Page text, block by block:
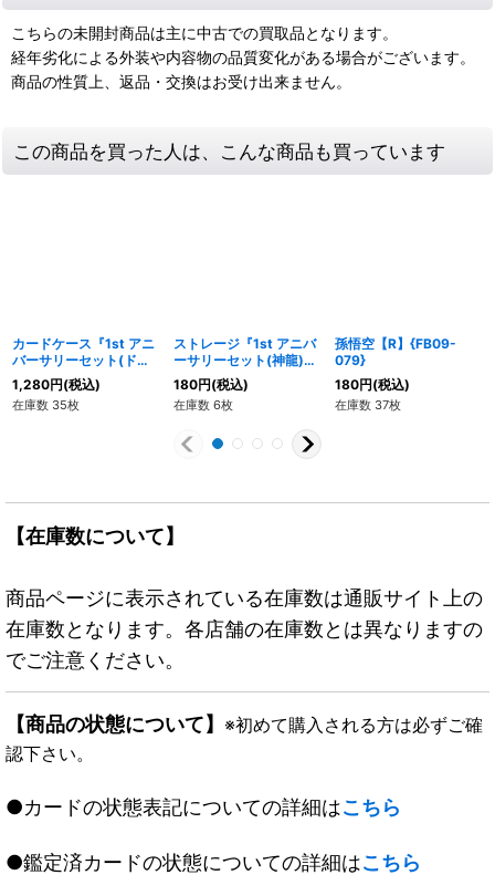
こちらの未開封商品は主に中古での買取品となります。
経年劣化による外装や内容物の品質変化がある場合がございます。
商品の性質上、返品・交換はお受け出来ません。
この商品を買った人は、こんな商品も買っています
カードケース『1st アニ
バーサリーセット(ドラ
ゴンボール)』【サプラ
イ】{-}
1,280円(税込)
在庫数 35枚
ストレージ『1st アニバ
ーサリーセット(神龍)』
【サプライ】{-}
180円(税込)
在庫数 6枚
孫悟空【R】{FB09-
079}
180円(税込)
在庫数 37枚
【在庫数について】
商品ページに表示されている在庫数は通販サイト上の
在庫数となります。各店舗の在庫数とは異なりますの
でご注意ください。
【商品の状態について】 ※初めて購入される方は必ずご確
認下さい。
●カードの状態表記についての詳細はこちら
●鑑定済カードの状態についての詳細はこちら